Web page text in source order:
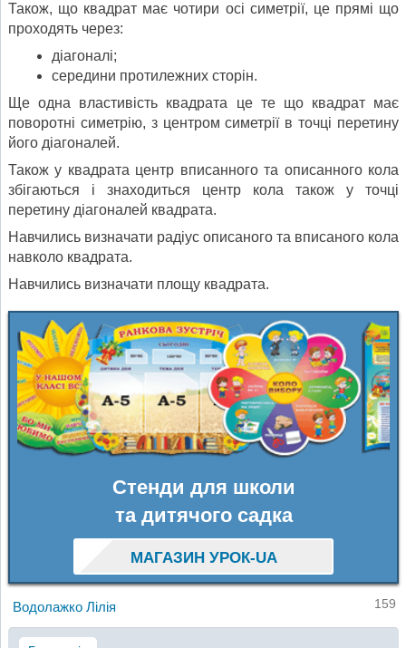
Також, що квадрат має чотири осі симетрії, це прямі що
проходять через:
діагоналі;
середини протилежних сторін.
Ще одна властивість квадрата це те що квадрат має
поворотні симетрію, з центром симетрії в точці перетину
його діагоналей.
Також у квадрата центр вписанного та описанного кола
збігаються і знаходиться центр кола також у точці
перетину діагоналей квадрата.
Навчились визначати радіус описаного та вписаного кола
навколо квадрата.
Навчились визначати площу квадрата.
Стенди для школи
та дитячого садка
МАГАЗИН УРОК-UA
Водолажко Лілія 159